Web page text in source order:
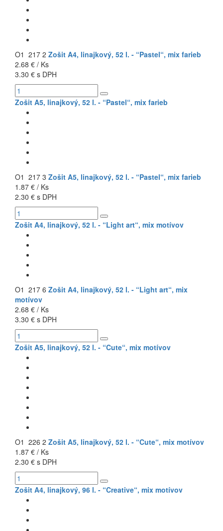
O1 217 2 Zošit A4, linajkový, 52 l. - “Pastel“, mix farieb
2.68 € / Ks
3.30 € s DPH
Zošit A5, linajkový, 52 l. - “Pastel“, mix farieb
O1 217 3 Zošit A5, linajkový, 52 l. - “Pastel“, mix farieb
1.87 € / Ks
2.30 € s DPH
Zošit A4, linajkový, 52 l. - “Light art“, mix motívov
O1 217 6 Zošit A4, linajkový, 52 l. - “Light art“, mix
motívov
2.68 € / Ks
3.30 € s DPH
Zošit A5, linajkový, 52 l. - “Cute“, mix motívov
O1 226 2 Zošit A5, linajkový, 52 l. - “Cute“, mix motívov
1.87 € / Ks
2.30 € s DPH
Zošit A4, linajkový, 96 l. - “Creative“, mix motívov